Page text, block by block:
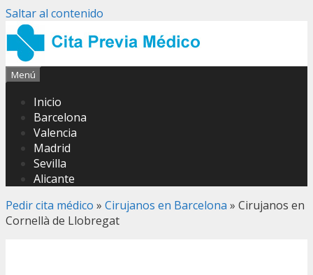
Saltar al contenido
Menú
Inicio
Barcelona
Valencia
Madrid
Sevilla
Alicante
Pedir cita médico » Cirujanos en Barcelona » Cirujanos en
Cornellà de Llobregat